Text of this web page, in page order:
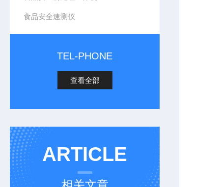
食品安全速测仪
TEL-PHONE
查看全部
ARTICLE